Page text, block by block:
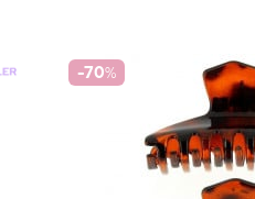
-70%